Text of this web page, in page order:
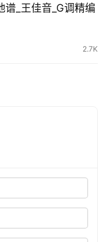
谱_王佳音_G调精编
2.7K